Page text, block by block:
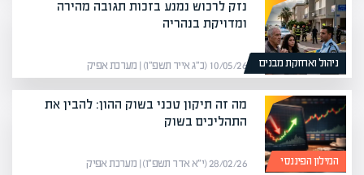
ניהול ואחזקת מבנים
נזק לרכוש נמנע בזכות תגובה מהירה
ומדויקת בנהריה
10/05/26 (כ״ג אייר תשפ״ו) | מערכת אפיק
המילון הפיננסי
מה זה תיקון טכני בשוק ההון: להבין את
התהליכים בשוק
28/02/26 (י״א אדר תשפ״ו) | מערכת אפיק